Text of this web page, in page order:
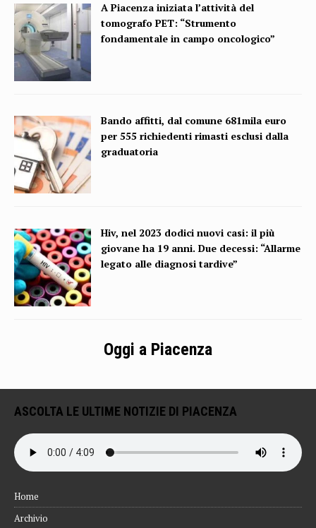
A Piacenza iniziata l’attività del
tomografo PET: “Strumento
fondamentale in campo oncologico”
Bando affitti, dal comune 681mila euro
per 555 richiedenti rimasti esclusi dalla
graduatoria
Hiv, nel 2023 dodici nuovi casi: il più
giovane ha 19 anni. Due decessi: “Allarme
legato alle diagnosi tardive”
Oggi a Piacenza
ASCOLTA LE ULTIME NOTIZIE DI PIACENZA
Home
Archivio